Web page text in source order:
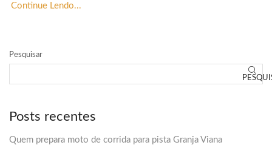
Continue Lendo...
Pesquisar
Posts recentes
Quem prepara moto de corrida para pista Granja Viana